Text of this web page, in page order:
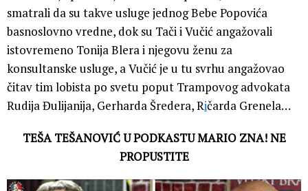
smatrali da su takve usluge jednog Bebe Popovića
basnoslovno vredne, dok su Tači i Vučić angažovali
istovremeno Tonija Blera i njegovu ženu za
konsultanske usluge, a Vučić je u tu svrhu angažovao
čitav tim lobista po svetu poput Trampovog advokata
Rudija Đulijanija, Gerharda Šredera, Ričarda Grenela…
TEŠA TEŠANOVIĆ U PODKASTU MARIO ZNA! NE
PROPUSTITE